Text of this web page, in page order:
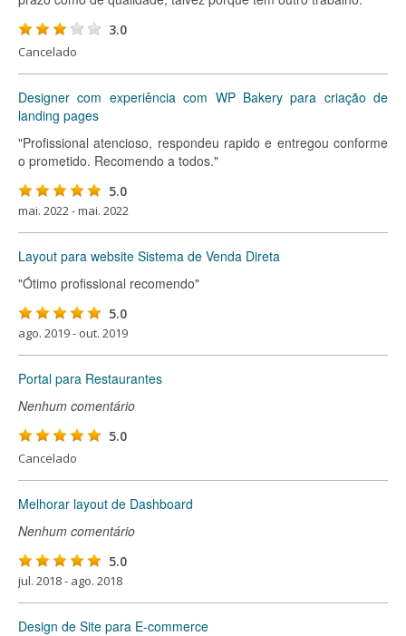
3.0
Cancelado
Designer com experiência com WP Bakery para criação de
landing pages
"Profissional atencioso, respondeu rapido e entregou conforme
o prometido. Recomendo a todos."
5.0
mai. 2022 - mai. 2022
Layout para website Sistema de Venda Direta
"Ótimo profissional recomendo"
5.0
ago. 2019 - out. 2019
Portal para Restaurantes
Nenhum comentário
5.0
Cancelado
Melhorar layout de Dashboard
Nenhum comentário
5.0
jul. 2018 - ago. 2018
Design de Site para E-commerce